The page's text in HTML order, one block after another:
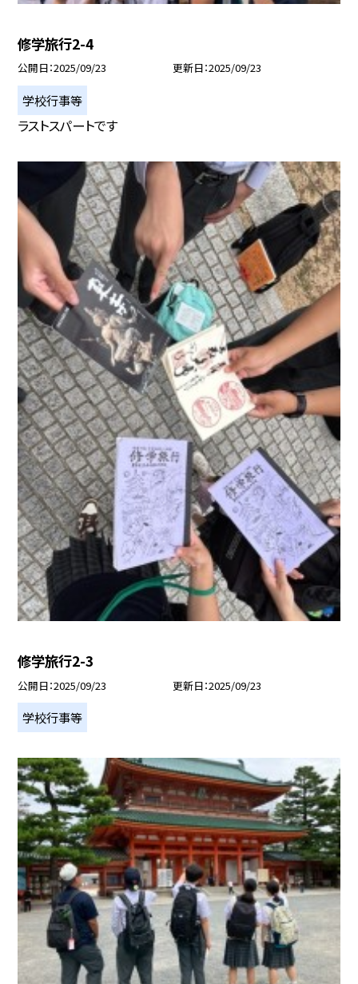
修学旅行2-4
公開日 2025/09/23 更新日 2025/09/23
学校行事等
ラストスパートです
修学旅行2-3
公開日 2025/09/23 更新日 2025/09/23
学校行事等